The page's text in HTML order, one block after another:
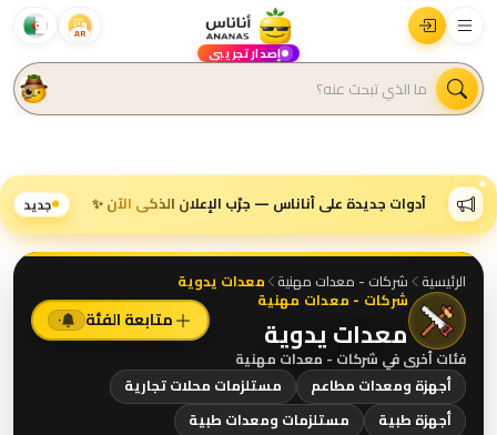
AR
إصدار تجريبي
أدوات جديدة على أناناس — جرّب الإعلان الذكي الآن ✨ جديد
الرئيسية شركات - معدات مهنية معدات يدوية
شركات - معدات مهنية
معدات يدوية متابعة الفئة ٠
فئات أخرى في شركات - معدات مهنية
أجهزة ومعدات مطاعم
مستلزمات محلات تجارية
أجهزة طبية
مستلزمات ومعدات طبية